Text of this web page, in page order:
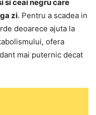
si ceai negru care
zi. Pentru a scadea in
deoarece ajuta la
ofera
mai puternic decat